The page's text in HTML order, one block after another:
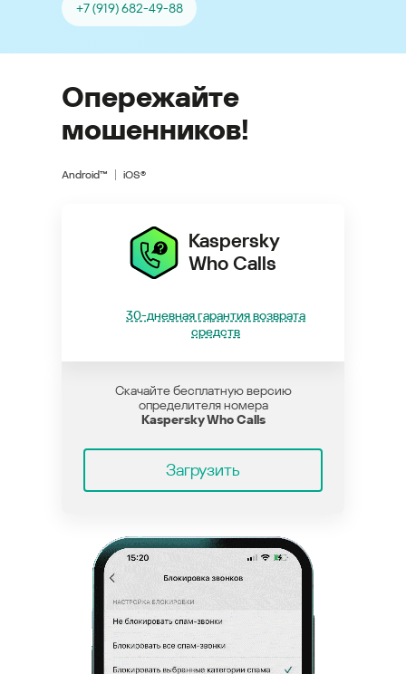
+7 (919) 682-49-88
Опережайте
мошенников!
Android™ iOS®
Kaspersky
Who Calls
30-дневная гарантия возврата
средств
Скачайте бесплатную версию
определителя номера
Kaspersky Who Calls
Загрузить